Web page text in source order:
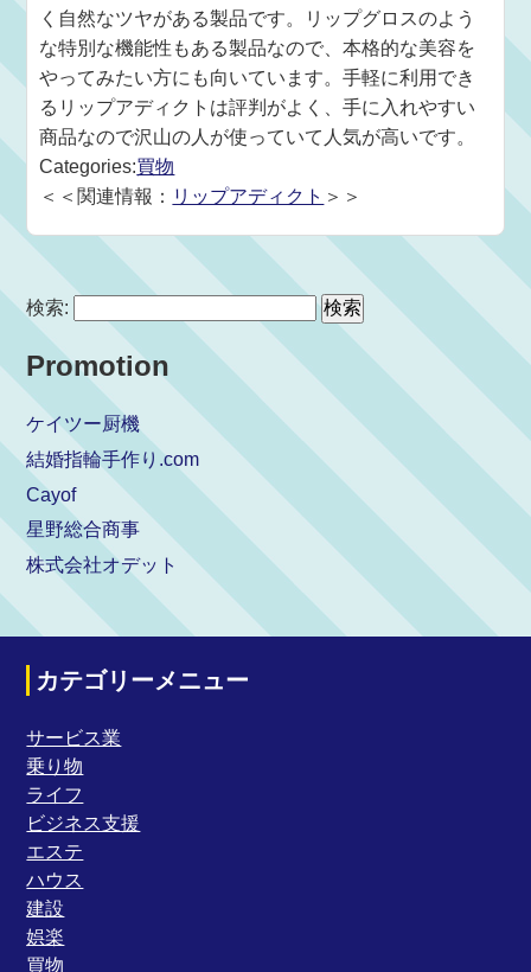
く自然なツヤがある製品です。リップグロスのよう
な特別な機能性もある製品なので、本格的な美容を
やってみたい方にも向いています。手軽に利用でき
るリップアディクトは評判がよく、手に入れやすい
商品なので沢山の人が使っていて人気が高いです。
Categories:買物
＜＜関連情報： リップアディクト ＞＞
検索:
Promotion
ケイツー厨機
結婚指輪手作り.com
Cayof
星野総合商事
株式会社オデット
カテゴリーメニュー
サービス業
乗り物
ライフ
ビジネス支援
エステ
ハウス
建設
娯楽
買物